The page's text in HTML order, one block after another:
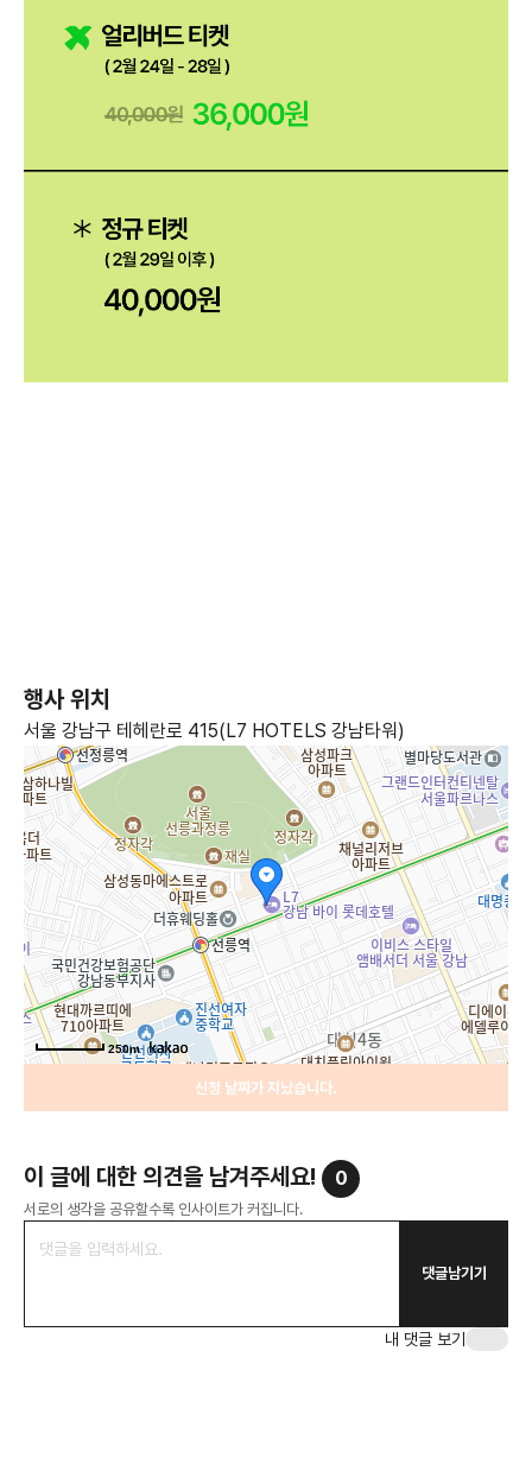
행사 위치
서울 강남구 테헤란로 415(L7 HOTELS 강남타워)
250m
신청 날짜가 지났습니다.
이 글에 대한 의견을 남겨주세요! 0
서로의 생각을 공유할수록 인사이트가 커집니다.
댓글남기기
내 댓글 보기